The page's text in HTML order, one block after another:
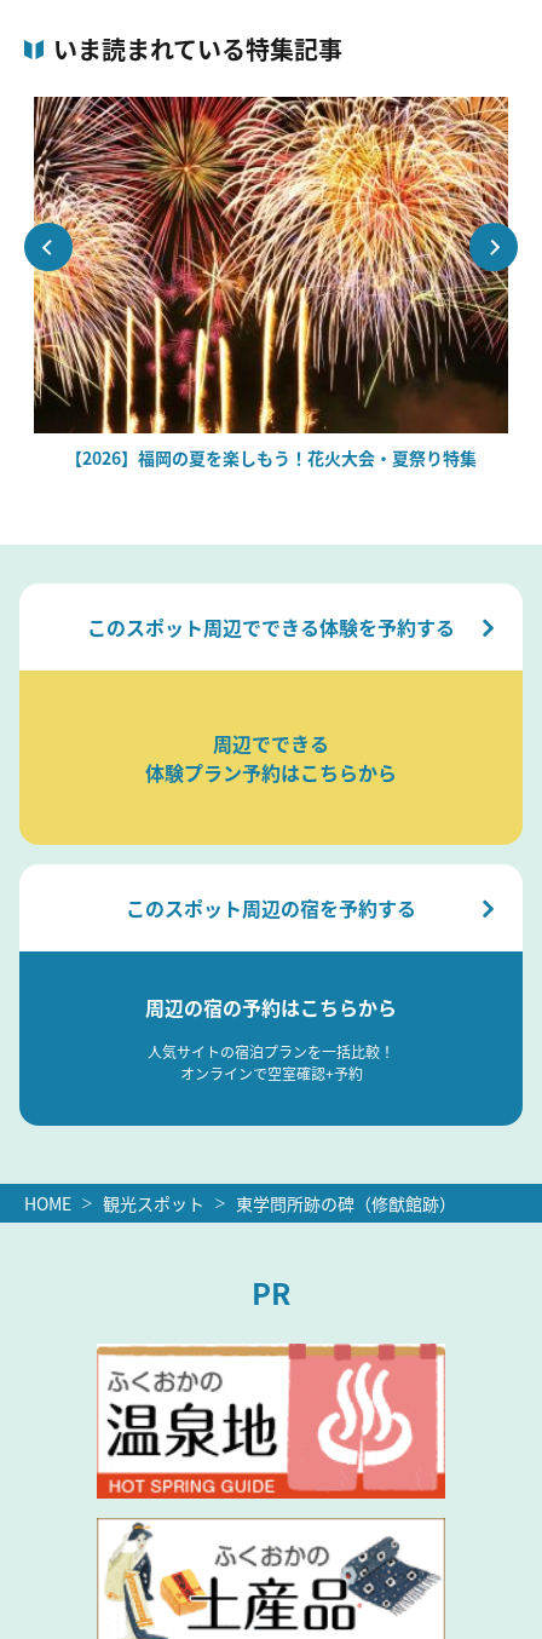
いま読まれている特集記事
【2026】福岡の夏を楽しもう！花火大会・夏祭り特集
このスポット周辺でできる体験を予約する
周辺でできる
体験プラン予約はこちらから
このスポット周辺の宿を予約する
周辺の宿の予約はこちらから
人気サイトの宿泊プランを一括比較！
オンラインで空室確認+予約
HOME 観光スポット 東学問所跡の碑（修猷館跡）
PR